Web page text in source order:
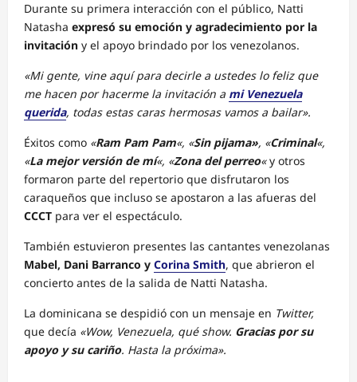
Durante su primera interacción con el público, Natti
Natasha expresó su emoción y agradecimiento por la
invitación y el apoyo brindado por los venezolanos.
«Mi gente, vine aquí para decirle a ustedes lo feliz que
me hacen por hacerme la invitación a mi Venezuela
querida, todas estas caras hermosas vamos a bailar».
Éxitos como «Ram Pam Pam«, «Sin pijama», «Criminal«,
«La mejor versión de mí«, «Zona del perreo«y otros
formaron parte del repertorio que disfrutaron los
caraqueños que incluso se apostaron a las afueras del
CCCT para ver el espectáculo.
También estuvieron presentes las cantantes venezolanas
Mabel, Dani Barranco y Corina Smith, que abrieron el
concierto antes de la salida de Natti Natasha.
La dominicana se despidió con un mensaje en Twitter,
que decía «Wow, Venezuela, qué show. Gracias por su
apoyo y su cariño. Hasta la próxima».